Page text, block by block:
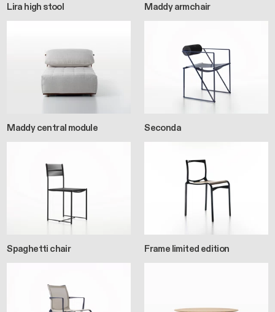
Lira high stool Maddy armchair
Maddy central module Seconda
Spaghetti chair Frame limited edition